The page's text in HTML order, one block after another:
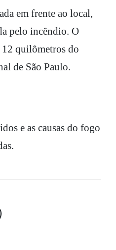
em frente ao local,
pelo incêndio. O
quilômetros do
de São Paulo.
e as causas do fogo